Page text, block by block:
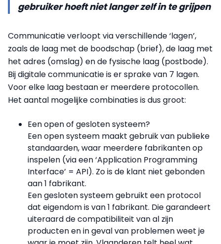
gebruiker hoeft niet langer zelf in te grijpen
Communicatie verloopt via verschillende ‘lagen’,
zoals de laag met de boodschap (brief), de laag met
het adres (omslag) en de fysische laag (postbode).
Bij digitale communicatie is er sprake van 7 lagen.
Voor elke laag bestaan er meerdere protocollen.
Het aantal mogelijke combinaties is dus groot:
Een open of gesloten systeem?
Een open systeem maakt gebruik van publieke
standaarden, waar meerdere fabrikanten op
inspelen (via een ‘Application Programming
Interface’ = API). Zo is de klant niet gebonden
aan 1 fabrikant.
Een gesloten systeem gebruikt een protocol
dat eigendom is van 1 fabrikant. Die garandeert
uiteraard de compatibiliteit van al zijn
producten en in geval van problemen weet je